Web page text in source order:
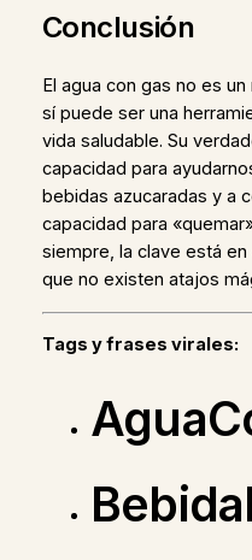
Conclusión
El agua con gas no es
sí puede ser una
vida saludable. Su
capacidad para
bebidas azucaradas y a
capacidad para
siempre, la clave está
que no existen atajos
Tags y frases virales: